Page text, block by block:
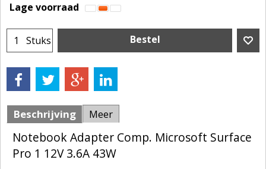
Lage voorraad
Stuks Bestel
Beschrijving Meer
Notebook Adapter Comp. Microsoft Surface
Pro 1 12V 3.6A 43W